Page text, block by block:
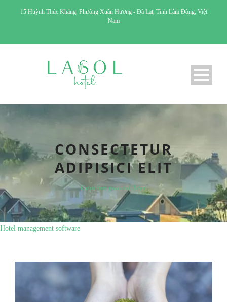
15 Huỳnh Thúc Kháng, Phường Xuân Hương - Đà Lạt, Tỉnh Lâm Đồng, Việt
Nam
CONSECTETUR
ADIPISICI ELIT
Caption placed here
Hotel management software